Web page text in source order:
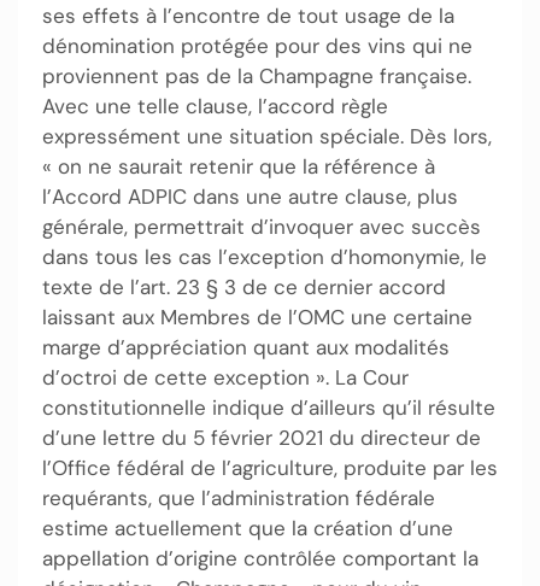
ses effets à l’encontre de tout usage de la
dénomination protégée pour des vins qui ne
proviennent pas de la Champagne française.
Avec une telle clause, l’accord règle
expressément une situation spéciale. Dès lors,
« on ne saurait retenir que la référence à
l’Accord ADPIC dans une autre clause, plus
générale, permettrait d’invoquer avec succès
dans tous les cas l’exception d’homonymie, le
texte de l’art. 23 § 3 de ce dernier accord
laissant aux Membres de l’OMC une certaine
marge d’appréciation quant aux modalités
d’octroi de cette exception ». La Cour
constitutionnelle indique d’ailleurs qu’il résulte
d’une lettre du 5 février 2021 du directeur de
l’Office fédéral de l’agriculture, produite par les
requérants, que l’administration fédérale
estime actuellement que la création d’une
appellation d’origine contrôlée comportant la